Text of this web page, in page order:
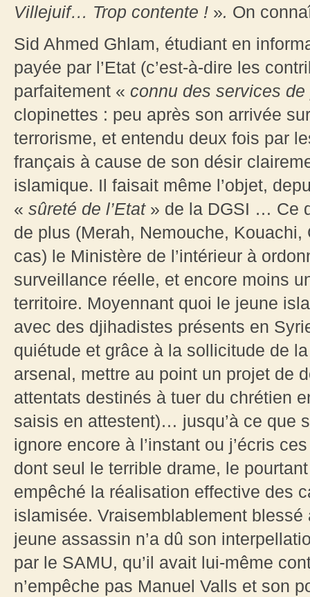
Villejuif… Trop contente ! ». On
Sid Ahmed Ghlam, étudiant en
payée par l’Etat (c’est-à-dire les
parfaitement « connu des services de
clopinettes : peu après son arrivée
terrorisme, et entendu deux fois par
français à cause de son désir
islamique. Il faisait même l’objet,
« sûreté de l’Etat» de la DGSI … Ce
de plus (Merah, Nemouche,
cas) le Ministère de l’intérieur à
surveillance réelle, et encore moins
territoire. Moyennant quoi le jeune
avec des djihadistes présents en
quiétude et grâce à la sollicitude de
arsenal, mettre au point un projet de
attentats destinés à tuer du chrétien
saisis en attestent)… jusqu’à ce que
ignore encore à l’instant ou j’écris
dont seul le terrible drame, le
empêché la réalisation effective des
islamisée. Vraisemblablement
jeune assassin n’a dû son
par le SAMU, qu’il avait lui-même
n’empêche pas Manuel Valls et son